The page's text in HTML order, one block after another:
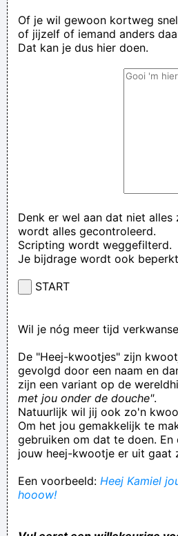
Of je wil gewoon kortweg
of jijzelf of iemand anders
Dat kan je dus hier doen.
Denk er wel aan dat niet
wordt alles gecontroleerd.
Scripting wordt weggefilterd.
Je bijdrage wordt ook beperkt
START
Wil je nóg meer tijd
De "Heej-kwootjes" zijn
gevolgd door een naam en
zijn een variant op de
met jou onder de douche".
Natuurlijk wil jij ook zo'n
Om het jou gemakkelijk te
gebruiken om dat te doen.
jouw heej-kwootje er uit gaat
Een voorbeeld: Heej Kamiel
hooow!